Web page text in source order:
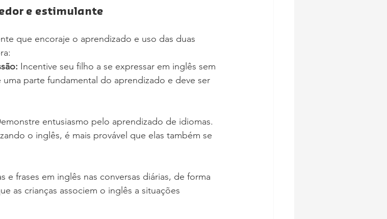
e estimulante
que encoraje o aprendizado e uso das duas
Incentive seu filho a se expressar em inglês sem
parte fundamental do aprendizado e deve ser
entusiasmo pelo aprendizado de idiomas.
o inglês, é mais provável que elas também se
e frases em inglês nas conversas diárias, de forma
as crianças associem o inglês a situações